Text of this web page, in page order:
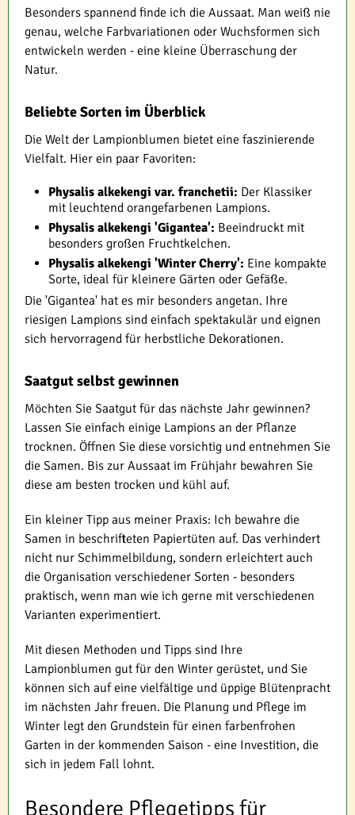
Besonders spannend finde ich die Aussaat. Man weiß nie
genau, welche Farbvariationen oder Wuchsformen sich
entwickeln werden - eine kleine Überraschung der
Natur.
Beliebte Sorten im Überblick
Die Welt der Lampionblumen bietet eine faszinierende
Vielfalt. Hier ein paar Favoriten:
Physalis alkekengi var. franchetii: Der Klassiker
mit leuchtend orangefarbenen Lampions.
Physalis alkekengi 'Gigantea': Beeindruckt mit
besonders großen Fruchtkelchen.
Physalis alkekengi 'Winter Cherry': Eine kompakte
Sorte, ideal für kleinere Gärten oder Gefäße.
Die 'Gigantea' hat es mir besonders angetan. Ihre
riesigen Lampions sind einfach spektakulär und eignen
sich hervorragend für herbstliche Dekorationen.
Saatgut selbst gewinnen
Möchten Sie Saatgut für das nächste Jahr gewinnen?
Lassen Sie einfach einige Lampions an der Pflanze
trocknen. Öffnen Sie diese vorsichtig und entnehmen Sie
die Samen. Bis zur Aussaat im Frühjahr bewahren Sie
diese am besten trocken und kühl auf.
Ein kleiner Tipp aus meiner Praxis: Ich bewahre die
Samen in beschrifteten Papiertüten auf. Das verhindert
nicht nur Schimmelbildung, sondern erleichtert auch
die Organisation verschiedener Sorten - besonders
praktisch, wenn man wie ich gerne mit verschiedenen
Varianten experimentiert.
Mit diesen Methoden und Tipps sind Ihre
Lampionblumen gut für den Winter gerüstet, und Sie
können sich auf eine vielfältige und üppige Blütenpracht
im nächsten Jahr freuen. Die Planung und Pflege im
Winter legt den Grundstein für einen farbenfrohen
Garten in der kommenden Saison - eine Investition, die
sich in jedem Fall lohnt.
Besondere Pflegetipps für